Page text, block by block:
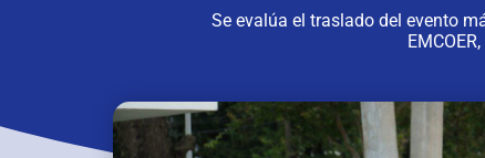
Se evalúa el traslado del evento